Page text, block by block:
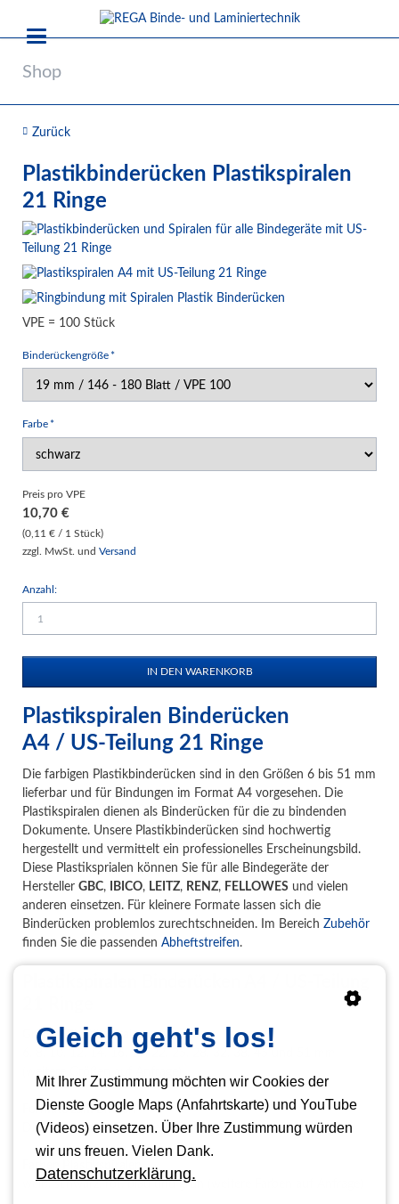
Shop
Zurück
Plastikbinderücken Plastikspiralen
21 Ringe
VPE = 100 Stück
Pflichtfeld
Binderückengröße *
Pflichtfeld
Farbe *
Preis pro VPE
10,70 €
(0,11 € / 1 Stück)
zzgl. MwSt. und Versand
Anzahl:
Plastikspiralen Binderücken
A4 / US-Teilung 21 Ringe
Die farbigen Plastikbinderücken sind in den Größen 6 bis 51 mm
lieferbar und für Bindungen im Format A4 vorgesehen. Die
Plastikspiralen dienen als Binderücken für die zu bindenden
Dokumente. Unsere Plastikbinderücken sind hochwertig
hergestellt und vermittelt ein professionelles Erscheinungsbild.
Diese Plastiksprialen können Sie für alle Bindegeräte der
Hersteller GBC, IBICO, LEITZ, RENZ, FELLOWESund vielen
anderen einsetzen. Für kleinere Formate lassen sich die
Binderücken problemlos zurechtschneiden. Im Bereich Zubehör
finden Sie die passenden Abheftstreifen.
Größen Plastikspiralen
6, 8, 10, 12, 14, 16, 19, 22, 25, 28, 32, 38, 45 und 51 mm
Formate zum Binden
DIN A4 (weitere Formate auf Anfrage)
Farben Plastikspiralen
weiß, schwarz, rot, blau und grün (weitere Farben auf Anfrage)
Gleich geht's los!
Mit Ihrer Zustimmung möchten wir Cookies der
Dienste Google Maps (Anfahrtskarte) und YouTube
(Videos) einsetzen. Über Ihre Zustimmung würden
wir uns freuen. Vielen Dank.
Datenschutzerklärung.